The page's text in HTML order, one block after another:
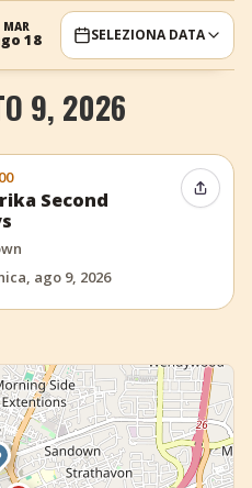
MAR
18
MER
ago 19SELEZIONA DATA
9, 2026
Second
ago 9, 2026